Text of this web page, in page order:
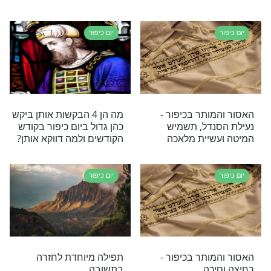
שתדעו
יום כיפור
יום כיפור
תפילה לזכות לתפילה בכוונה
בראש השנה וביום כיפור